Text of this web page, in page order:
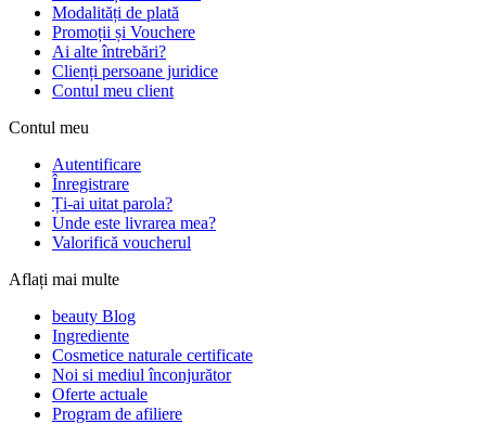
Modalități de plată
Promoții și Vouchere
Ai alte întrebări?
Clienți persoane juridice
Contul meu client
Contul meu
Autentificare
Înregistrare
Ți-ai uitat parola?
Unde este livrarea mea?
Valorifică voucherul
Aflați mai multe
beauty Blog
Ingrediente
Cosmetice naturale certificate
Noi si mediul înconjurător
Oferte actuale
Program de afiliere